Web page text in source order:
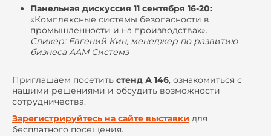
Панельная дискуссия 11 сентября 16-20:
«Комплексные системы безопасности в
промышленности и на производствах».
Спикер: Евгений Кин, менеджер по развитию
бизнеса ААМ Системз
Приглашаем посетить стенд А 146, ознакомиться с
нашими решениями и обсудить возможности
сотрудничества.
Зарегистрируйтесь на сайте выставки для
бесплатного посещения.